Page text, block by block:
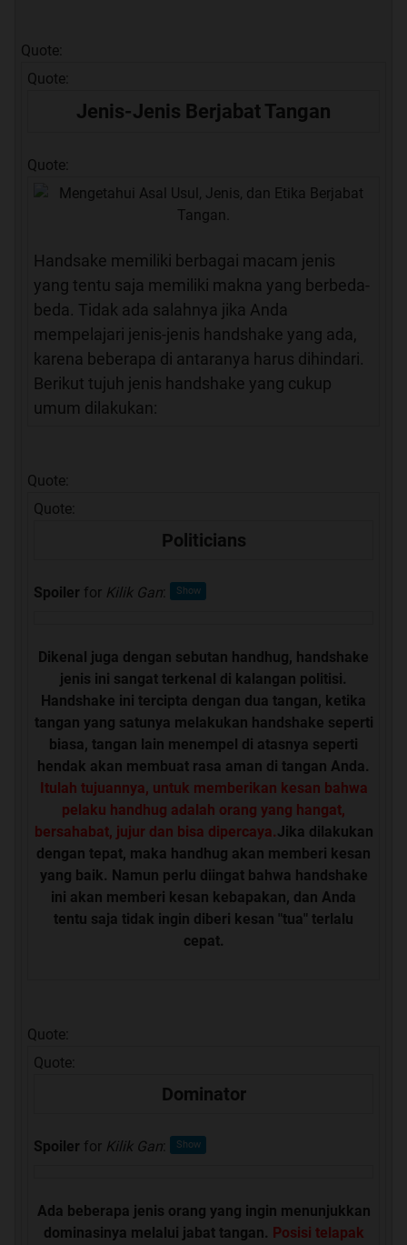
Quote:
Quote:
Jenis-Jenis Berjabat Tangan
Quote:
Handsake memiliki berbagai macam jenis
yang tentu saja memiliki makna yang berbeda-
beda. Tidak ada salahnya jika Anda
mempelajari jenis-jenis handshake yang ada,
karena beberapa di antaranya harus dihindari.
Berikut tujuh jenis handshake yang cukup
umum dilakukan:
Quote:
Quote:
Politicians
Spoiler for Kilik Gan
Dikenal juga dengan sebutan handhug, handshake
jenis ini sangat terkenal di kalangan politisi.
Handshake ini tercipta dengan dua tangan, ketika
tangan yang satunya melakukan handshake seperti
biasa, tangan lain menempel di atasnya seperti
hendak akan membuat rasa aman di tangan Anda.
Itulah tujuannya, untuk memberikan kesan bahwa
pelaku handhug adalah orang yang hangat,
bersahabat, jujur dan bisa dipercaya.Jika dilakukan
dengan tepat, maka handhug akan memberi kesan
yang baik. Namun perlu diingat bahwa handshake
ini akan memberi kesan kebapakan, dan Anda
tentu saja tidak ingin diberi kesan "tua" terlalu
cepat.
Quote:
Quote:
Dominator
Spoiler for Kilik Gan
Ada beberapa jenis orang yang ingin menunjukkan
dominasinya melalui jabat tangan. Posisi telapak